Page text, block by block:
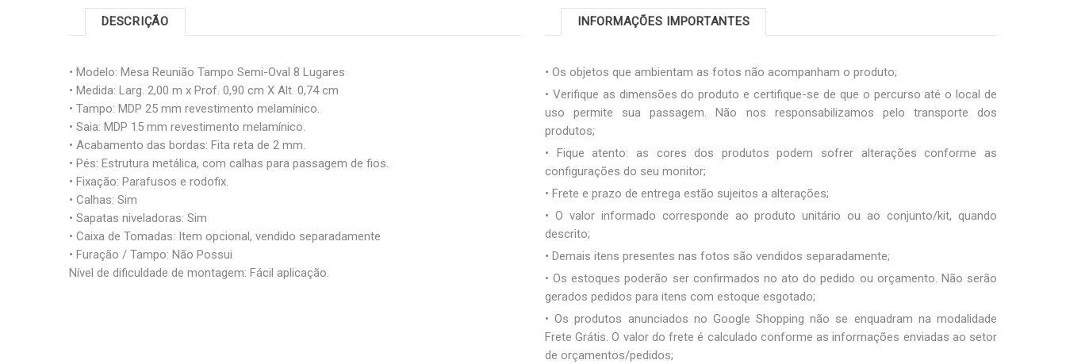
DESCRIÇÃO
• Modelo: Mesa Reunião Tampo Semi-Oval 8 Lugares
• Medida: Larg. 2,00 m x Prof. 0,90 cm X Alt. 0,74 cm
• Tampo: MDP 25 mm revestimento melamínico.
• Saia: MDP 15 mm revestimento melamínico.
• Acabamento das bordas: Fita reta de 2 mm.
• Pés: Estrutura metálica, com calhas para passagem de fios.
• Fixação: Parafusos e rodofix.
• Calhas: Sim
• Sapatas niveladoras: Sim
• Caixa de Tomadas: Item opcional, vendido separadamente
• Furação / Tampo: Não Possui
Nível de dificuldade de montagem: Fácil aplicação.
INFORMAÇÕES IMPORTANTES
• Os objetos que ambientam as fotos não acompanham o produto;
• Verifique as dimensões do produto e certifique-se de que o percurso até o local de
uso permite sua passagem. Não nos responsabilizamos pelo transporte dos
produtos;
• Fique atento: as cores dos produtos podem sofrer alterações conforme as
configurações do seu monitor;
• Frete e prazo de entrega estão sujeitos a alterações;
• O valor informado corresponde ao produto unitário ou ao conjunto/kit, quando
descrito;
• Demais itens presentes nas fotos são vendidos separadamente;
• Os estoques poderão ser confirmados no ato do pedido ou orçamento. Não serão
gerados pedidos para itens com estoque esgotado;
• Os produtos anunciados no Google Shopping não se enquadram na modalidade
Frete Grátis. O valor do frete é calculado conforme as informações enviadas ao setor
de orçamentos/pedidos;